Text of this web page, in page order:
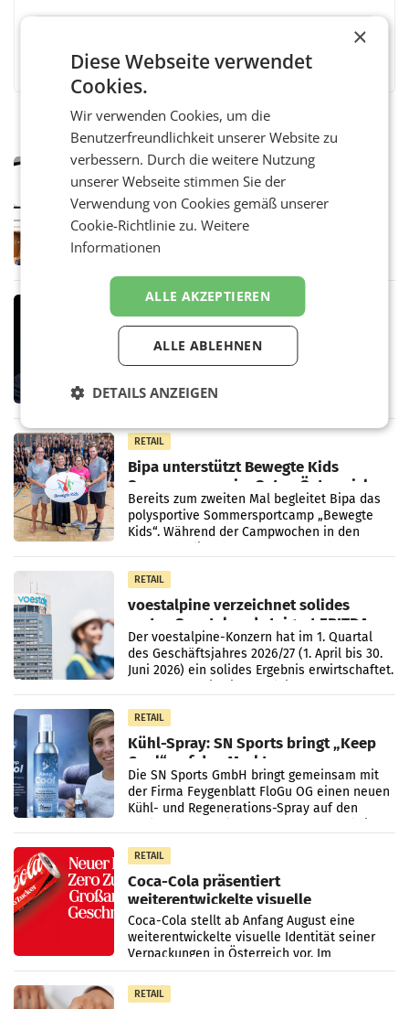
MARKETING & MEDIA
Pilnacek-U-Ausschuss - Presserat
fordert sensible Berichterstattung
WIEN Der Presserat fordert Medienvertreter
Ermittlungen rund um das Ableben des Ex-
Pilnacek, auf sensible
MARKETING & MEDIA
Stiftungsrat Lederer wehrt sich in
den SN gegen Vorwürfe
Mehrere Themen beschäftigen derzeit den
die vom neuen ORF-Chef Clemens Pig
Direktionen abgestimmt werden.
RETAIL
Bipa unterstützt Bewegte Kids
Sommercamps im Osten Österreichs
Bereits zum zweiten Mal begleitet Bipa das
polysportive Sommersportcamp „Bewegte
Kids“. Während der Campwochen in den
RETAIL
voestalpine verzeichnet solides
erstes Quartal und steigert EBITDA
Der voestalpine-Konzern hat im 1. Quartal
des Geschäftsjahres 2026/27 (1. April bis 30.
Juni 2026) ein solides Ergebnis erwirtschaftet.
RETAIL
Kühl-Spray: SN Sports bringt „Keep
Cool“ auf den Markt
Die SN Sports GmbH bringt gemeinsam mit
der Firma Feygenblatt FloGu OG einen neuen
Kühl- und Regenerations-Spray auf den
RETAIL
Coca-Cola präsentiert
weiterentwickelte visuelle
Markenidentität
Coca-Cola stellt ab Anfang August eine
weiterentwickelte visuelle Identität seiner
Verpackungen in Österreich vor. Im
Mittelpunkt des Redesigns stehen zentrale
Gestaltungselemente
RETAIL
×
Diese Webseite verwendet
Cookies.
Wir verwenden Cookies, um die
Benutzerfreundlichkeit unserer Website zu
verbessern. Durch die weitere Nutzung
unserer Webseite stimmen Sie der
Verwendung von Cookies gemäß unserer
Cookie-Richtlinie zu.Weitere
Informationen
ALLE AKZEPTIEREN
ALLE ABLEHNEN
DETAILS ANZEIGEN